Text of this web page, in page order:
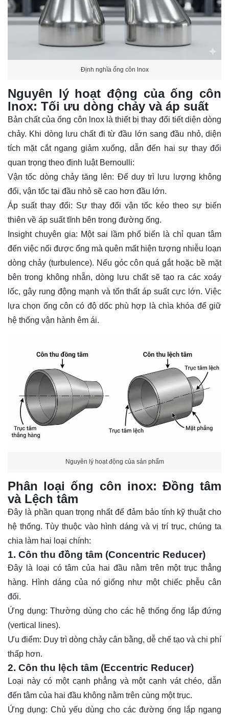
Định nghĩa ống côn lnox
Nguyên lý hoạt động của ống côn
lnox: Tối ưu dòng chảy và áp suất
Bản chất của ống côn lnox là thiết bị thay đổi tiết diện dòng
chảy. Khi dòng lưu chất đi từ đầu lớn sang đầu nhỏ, diện
tích mặt cắt ngang giảm xuống, dẫn đến hai sự thay đổi
quan trọng theo định luật Bernoulli:
Vận tốc dòng chảy tăng lên: Để duy trì lưu lượng không
đổi, vận tốc tại đầu nhỏ sẽ cao hơn đầu lớn.
Áp suất thay đổi: Sự thay đổi vận tốc kéo theo sự biến
thiên về áp suất tĩnh bên trong đường ống.
Insight chuyên gia: Một sai lầm phổ biến là chỉ quan tâm
đến việc nối được ống mà quên mất hiện tượng nhiễu loạn
dòng chảy (turbulence). Nếu góc côn quá gắt hoặc bề mặt
bên trong không nhẵn, dòng lưu chất sẽ tạo ra các xoáy
lốc, gây rung động mạnh và tổn thất áp suất cực lớn. Việc
lựa chọn ống côn có độ dốc phù hợp là chìa khóa để giữ
hệ thống vận hành êm ái.
Nguyên lý hoạt động của sản phẩm
Phân loại ống côn inox: Đồng tâm
và Lệch tâm
Đây là phần quan trọng nhất để đảm bảo tính kỹ thuật cho
hệ thống. Tùy thuộc vào hình dáng và vị trí trục, chúng ta
chia làm hai loại chính:
1. Côn thu đồng tâm (Concentric Reducer)
Đây là loại có tâm của hai đầu nằm trên một trục thẳng
hàng. Hình dáng của nó giống như một chiếc phễu cân
đối.
Ứng dụng: Thường dùng cho các hệ thống ống lắp đứng
(vertical lines).
Ưu điểm: Duy trì dòng chảy cân bằng, dễ chế tạo và chi phí
thấp hơn.
2. Côn thu lệch tâm (Eccentric Reducer)
Loại này có một cạnh phẳng và một cạnh vát chéo, dẫn
đến tâm của hai đầu không nằm trên cùng một trục.
Ứng dụng: Chủ yếu dùng cho các đường ống lắp ngang